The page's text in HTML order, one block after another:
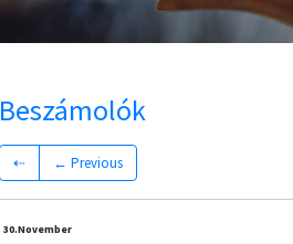
Beszámolók
⇠ ← Previous
30.November